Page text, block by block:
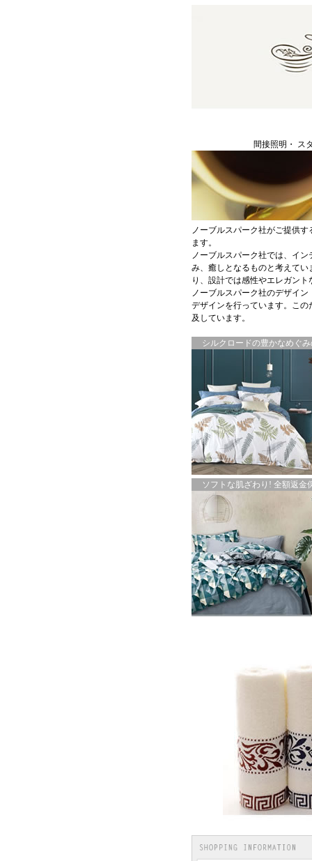
間接照明・ ス
ノーブルスパーク社がご提供
ます。
ノーブルスパーク社では、イ
み、癒しとなるものと考えて
り、設計では感性やエレガン
ノーブルスパーク社のデザイ
デザインを行っています。こ
及しています。
シルクロードの豊かなめぐみ
ソフトな肌ざわり! 全額返金